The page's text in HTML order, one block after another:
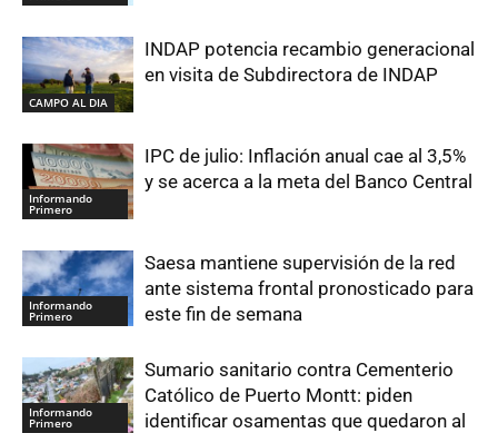
CAMPO AL DIA
INDAP potencia recambio generacional
en visita de Subdirectora de INDAP
Informando
Primero
IPC de julio: Inflación anual cae al 3,5%
y se acerca a la meta del Banco Central
Informando
Primero
Saesa mantiene supervisión de la red
ante sistema frontal pronosticado para
este fin de semana
Informando
Primero
Sumario sanitario contra Cementerio
Católico de Puerto Montt: piden
identificar osamentas que quedaron al